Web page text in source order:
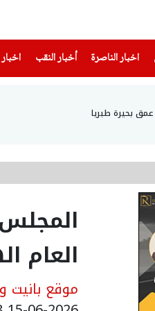
اخبار الناصرة
(current) أخبار النقب
المجلس
العام
موقع بانيت